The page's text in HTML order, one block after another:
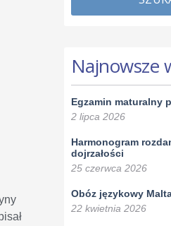
Najnowsze
Egzamin maturalny
2 lipca 2026
Harmonogram
dojrzałości
25 czerwca 2026
Obóz językowy
22 kwietnia 2026